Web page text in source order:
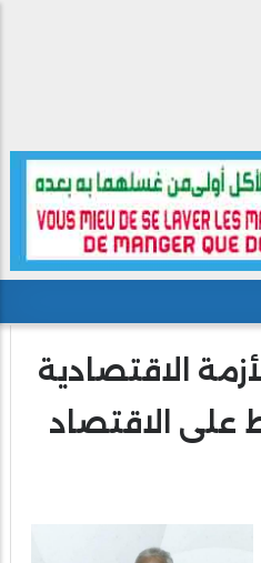
الاقتصادية
على الاقتصاد